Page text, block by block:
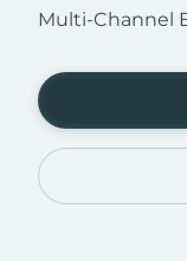
Multi-Channel